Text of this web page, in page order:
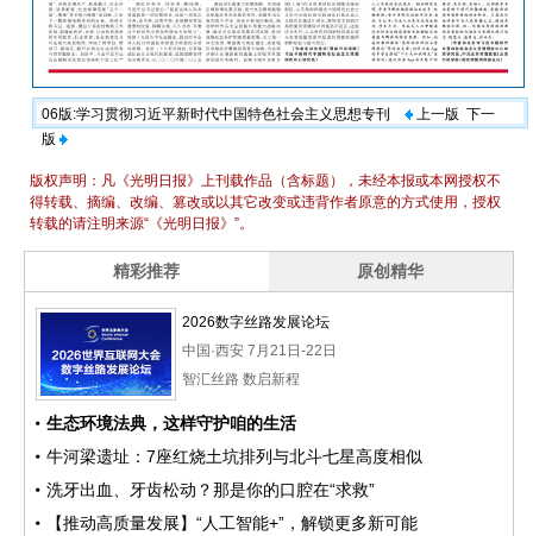
06版:学习贯彻习近平新时代中国特色社会主义思想专刊 上一版 下一
版